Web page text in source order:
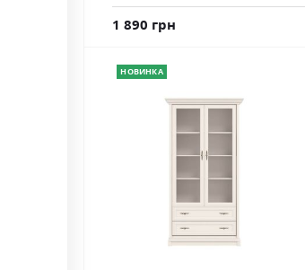
1 890 грн
НОВИНКА